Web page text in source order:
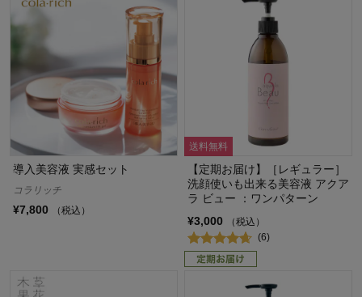
導入美容液 実感セット
コラリッチ
¥7,800 （税込）
送料無料
【定期お届け】［レギュラー］
洗顔使いも出来る美容液 アクア
ラ ビュー ：ワンパターン
¥3,000
（税込）
(6)